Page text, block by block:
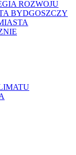
ROZWOJU
BYDGOSZCZY